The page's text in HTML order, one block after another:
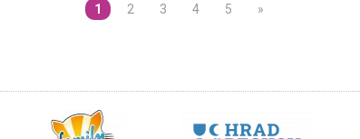
1 2 3 4 5 »